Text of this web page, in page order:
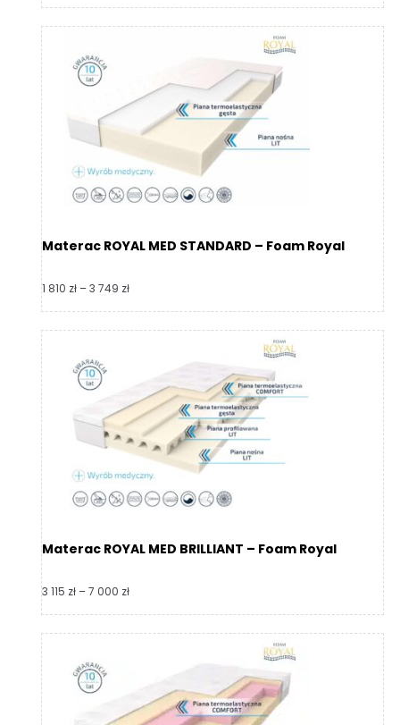
570 zł
Materac ROYAL MED STANDARD – Foam Royal
1 810 zł –3 749 złZakres
749 zł
Materac ROYAL MED BRILLIANT – Foam Royal
3 115 zł –7 000 złZakres
000 zł